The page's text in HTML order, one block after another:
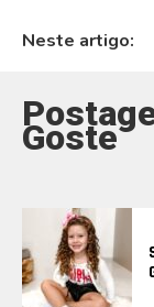
Neste artigo:
Goste